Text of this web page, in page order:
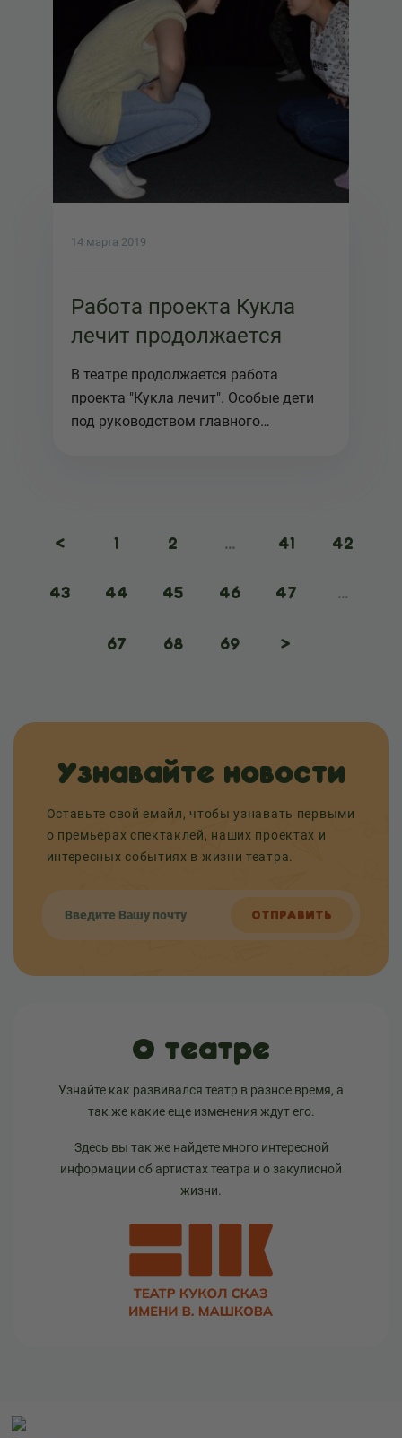
14 марта 2019
Работа проекта Кукла
лечит продолжается
В театре продолжается работа
проекта "Кукла лечит". Особые дети
под руководством главного
< 1 2 ... 41 42
43 44 45 46 47 ...
67 68 69 >
Узнавайте новости
Оставьте свой емайл, чтобы узнавать первыми
о премьерах спектаклей, наших проектах и
интересных событиях в жизни театра.
ОТПРАВИТЬ
О театре
Узнайте как развивался театр в разное время, а
так же какие еще изменения ждут его.
Здесь вы так же найдете много интересной
информации об артистах театра и о закулисной
жизни.